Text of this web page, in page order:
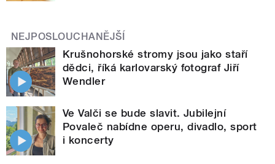
NEJPOSLOUCHANĚJŠÍ
Krušnohorské stromy jsou jako staří
dědci, říká karlovarský fotograf Jiří
Wendler
Ve Valči se bude slavit. Jubilejní
Povaleč nabídne operu, divadlo, sport
i koncerty